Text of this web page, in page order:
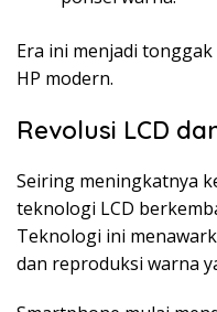
Era ini menjadi
HP modern.
Revolusi LCD
Seiring meningkatnya
teknologi LCD
Teknologi ini
dan reproduksi warna